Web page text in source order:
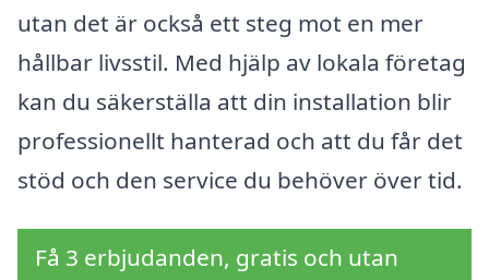
utan det är också ett steg mot en mer
hållbar livsstil. Med hjälp av lokala företag
kan du säkerställa att din installation blir
professionellt hanterad och att du får det
stöd och den service du behöver över tid.
Få 3 erbjudanden, gratis och utan